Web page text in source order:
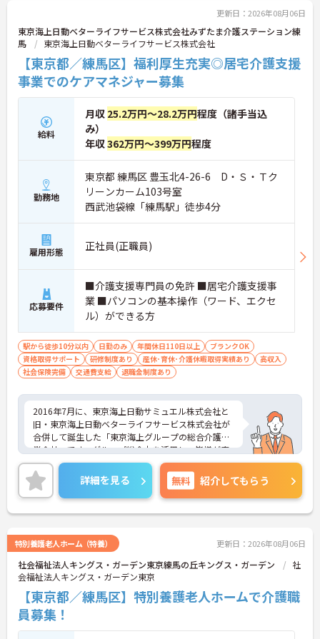
更新日：2026年08月06日
東京海上日動ベターライフサービス株式会社みずたま介護ステーション練
馬
東京海上日動ベターライフサービス株式会社
【東京都／練馬区】福利厚生充実◎居宅介護支援
事業でのケアマネジャー募集
給料
月収 25.2万円～28.2万円程度（諸手当込
み）
年収362万円～399万円程度
勤務地
東京都 練馬区 豊玉北4-26-6 D・Ｓ・Ｔク
リーンカーム103号室
西武池袋線「練馬駅」徒歩4分
雇用形態 正社員(正職員)
応募要件
■介護支援専門員の免許 ■居宅介護支援事
業 ■パソコンの基本操作（ワード、エクセ
ル）ができる方
駅から徒歩10分以内 日勤のみ 年間休日110日以上
ブランクOK
資格取得サポート
研修制度あり 産休･育休･介護休暇取得実績あり
高収入
社会保険完備
交通費支給 退職金制度あり
2016年7月に、東京海上日動サミュエル株式会社と
旧・東京海上日動ベターライフサービス株式会社が
合併して誕生した「東京海上グループの総合介護事
業会社」です。グループ総合力を活用し、皆様が安
心して暮らせる社会づくりを目指しています。「お
客様から品質で選ばれる介護事業者」となるべく、
体系的な各種研修による人材育成に徹底して取り組
むとともに、社内連携・コミュニケーションに努
め、チームケアの実践を通じてあらゆるサービスに
て参りました。また他社とは違い施設を先に立てる
のではなく人材を確保してから施設を立てる形とな
ります。非常に人材を大切にする会社でございま
す。ご興味を持たれた方は面接対策ポイントや求人
の詳細などお話しいたしますのでお気軽にお問い合
わせ下さい。
詳細を見る 無料 紹介してもらう
特別養護老人ホーム（特養） 更新日：2026年08月06日
社会福祉法人キングス・ガーデン東京練馬の丘キングス・ガーデン
社
会福祉法人キングス・ガーデン東京
【東京都／練馬区】特別養護老人ホームで介護職
員募集！